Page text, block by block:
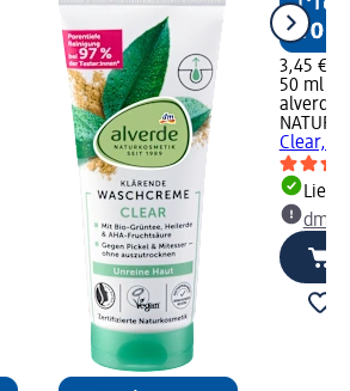
3,45 €
50 ml
alverde
Clear,
dm